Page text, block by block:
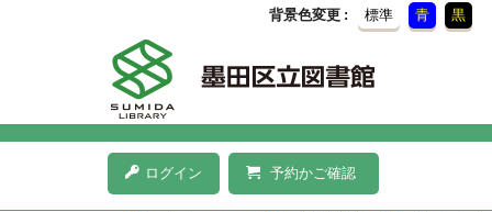
背景色変更 標準 青 黒
ログイン 予約かご確認